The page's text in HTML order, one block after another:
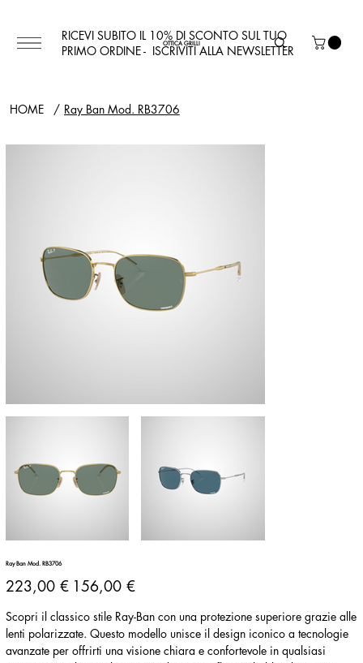
RICEVI SUBITO IL 10% DI SCONTO SUL TUO
PRIMO ORDINE - ISCRIVITI ALLA NEWSLETTER
OTTICA GRILLI
HOME / Ray Ban Mod. RB3706
Ray Ban Mod. RB3706
Prezzo
originale
223,00 €
Prezzo
scontato
156,00 €
Scopri il classico stile Ray-Ban con una protezione superiore grazie alle
lenti polarizzate. Questo modello unisce il design iconico a tecnologie
avanzate per offrirti una visione chiara e confortevole in qualsiasi